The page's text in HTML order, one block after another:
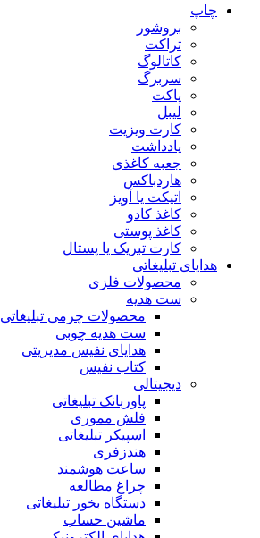
چاپ
بروشور
تراکت
کاتالوگ
سربرگ
پاکت
لیبل
کارت ویزیت
یادداشت
جعبه کاغذی
هاردباکس
اتیکت یا آویز
کاغذ کادو
کاغذ پوستی
کارت تبریک یا پستال
هدایای تبلیغاتی
محصولات فلزی
ست هدیه
محصولات چرمی تبلیغاتی
ست هدیه چوبی
هدایای نفیس مدیریتی
کتاب نفیس
دیجیتالی
پاوربانک تبلیغاتی
فلش مموری
اسپیکر تبلیغاتی
هندزفری
ساعت هوشمند
چراغ مطالعه
دستگاه بخور تبلیغاتی
ماشین حساب